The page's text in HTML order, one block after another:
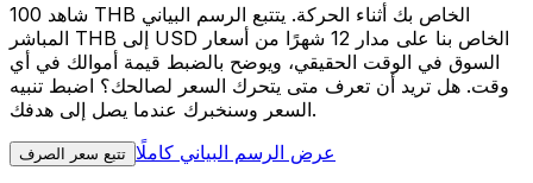
شاهد 100 THB الخاص بك أثناء الحركة. يتتبع الرسم البياني
المباشر THB إلى USD الخاص بنا على مدار 12 شهرًا من أسعار
السوق في الوقت الحقيقي، ويوضح بالضبط قيمة أموالك في أي
وقت. هل تريد أن تعرف متى يتحرك السعر لصالحك؟ اضبط تنبيه
السعر وسنخبرك عندما يصل إلى هدفك.
تتبع سعر الصرف عرض الرسم البياني كاملًا